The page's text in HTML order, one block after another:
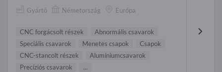
Gyártó Németország Európa
CNC forgácsolt részek
Abnormális csavarok
Speciális csavarok
Menetes csapok
Csapok
CNC-stancolt részek
Alumíniumcsavarok
Precíziós csavarok
...